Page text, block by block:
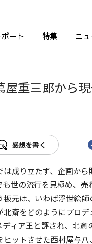
ポート 特集 ニ
重三郎から現
感想を書く
成り立たず、企画か
世の流行を見極め、売
元は、いわば浮世絵
斎をどのようにプロ
ィア王と評され、北
ットさせた西村屋与